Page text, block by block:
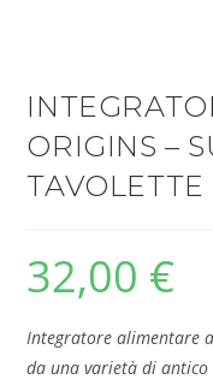
ORIGINS –
TAVOLETTE
32,00 €
Integratore alimentare
da una varietà di antico